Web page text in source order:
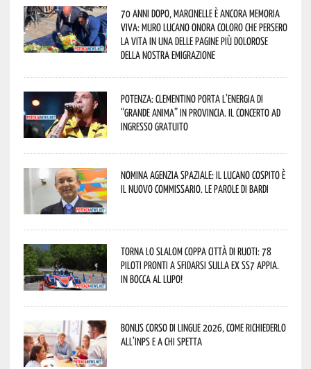
70 anni dopo, Marcinelle è ancora memoria
viva: Muro Lucano onora coloro che persero
la vita in una delle pagine più dolorose
della nostra emigrazione
Potenza: Clementino porta l’energia di
“Grande Anima” in provincia. Il concerto ad
ingresso gratuito
Nomina Agenzia Spaziale: il lucano Cospito è
il nuovo commissario. Le parole di Bardi
Torna lo Slalom Coppa Città di Ruoti: 78
piloti pronti a sfidarsi sulla ex SS7 Appia.
In bocca al lupo!
Bonus corso di lingue 2026, come richiederlo
all’INPS e a chi spetta